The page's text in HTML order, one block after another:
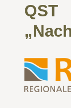
QST